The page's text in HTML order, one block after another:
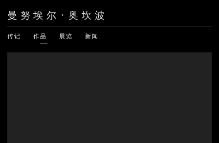
曼努埃尔·奥坎波
传记 作品 展览 新闻